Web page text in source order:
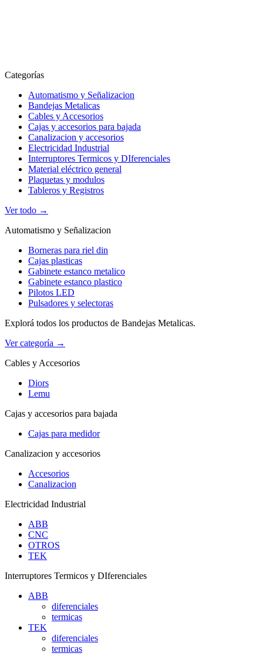
Categorías
Automatismo y Señalizacion
Bandejas Metalicas
Cables y Accesorios
Cajas y accesorios para bajada
Canalizacion y accesorios
Electricidad Industrial
Interruptores Termicos y DIferenciales
Material eléctrico general
Plaquetas y modulos
Tableros y Registros
Ver todo →
Automatismo y Señalizacion
Borneras para riel din
Cajas plasticas
Gabinete estanco metalico
Gabinete estanco plastico
Pilotos LED
Pulsadores y selectoras
Explorá todos los productos de Bandejas Metalicas.
Ver categoría →
Cables y Accesorios
Diors
Lemu
Cajas y accesorios para bajada
Cajas para medidor
Canalizacion y accesorios
Accesorios
Canalizacion
Electricidad Industrial
ABB
CNC
OTROS
TEK
Interruptores Termicos y DIferenciales
ABB
diferenciales
termicas
TEK
diferenciales
termicas